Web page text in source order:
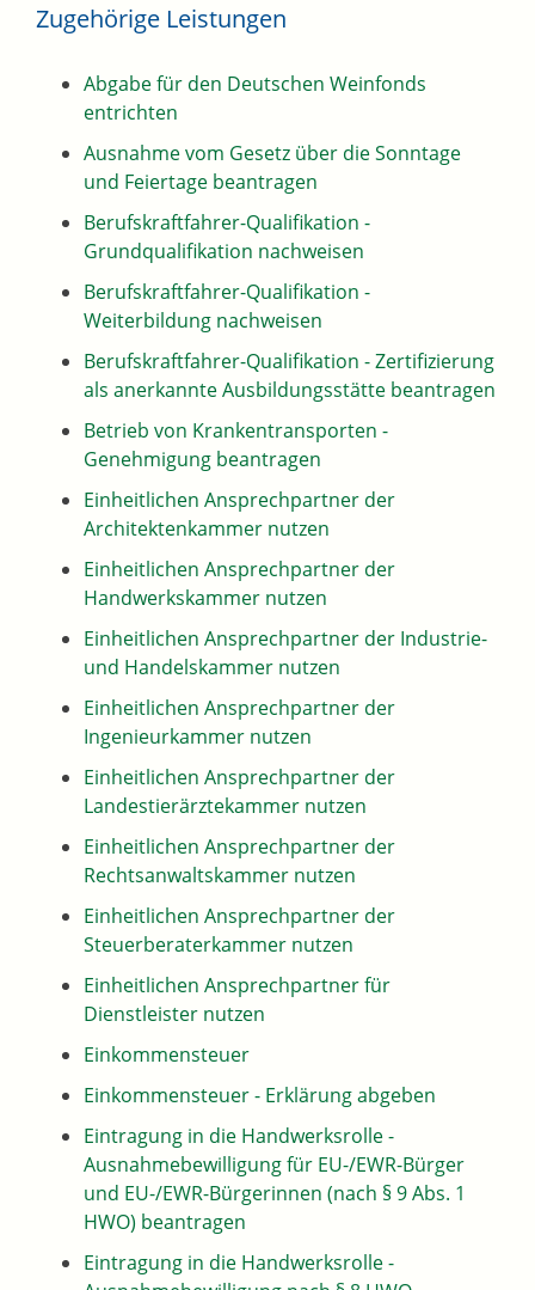
Zugehörige Leistungen
Abgabe für den Deutschen Weinfonds
entrichten
Ausnahme vom Gesetz über die Sonntage
und Feiertage beantragen
Berufskraftfahrer-Qualifikation -
Grundqualifikation nachweisen
Berufskraftfahrer-Qualifikation -
Weiterbildung nachweisen
Berufskraftfahrer-Qualifikation - Zertifizierung
als anerkannte Ausbildungsstätte beantragen
Betrieb von Krankentransporten -
Genehmigung beantragen
Einheitlichen Ansprechpartner der
Architektenkammer nutzen
Einheitlichen Ansprechpartner der
Handwerkskammer nutzen
Einheitlichen Ansprechpartner der Industrie-
und Handelskammer nutzen
Einheitlichen Ansprechpartner der
Ingenieurkammer nutzen
Einheitlichen Ansprechpartner der
Landestierärztekammer nutzen
Einheitlichen Ansprechpartner der
Rechtsanwaltskammer nutzen
Einheitlichen Ansprechpartner der
Steuerberaterkammer nutzen
Einheitlichen Ansprechpartner für
Dienstleister nutzen
Einkommensteuer
Einkommensteuer - Erklärung abgeben
Eintragung in die Handwerksrolle -
Ausnahmebewilligung für EU-/EWR-Bürger
und EU-/EWR-Bürgerinnen (nach § 9 Abs. 1
HWO) beantragen
Eintragung in die Handwerksrolle -